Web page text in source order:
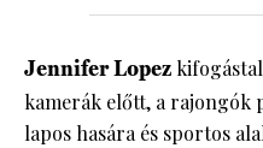
Jennifer Lopez
kamerák előtt, a rajongók
lapos hasára és sportos